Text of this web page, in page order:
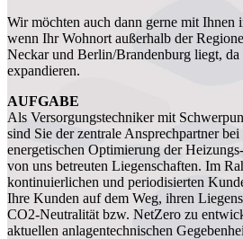
Wir möchten auch dann gerne mit Ihnen
wenn Ihr Wohnort außerhalb der
Neckar und Berlin/Brandenburg liegt,
expandieren.
AUFGABE
Als Versorgungstechniker mit
sind Sie der zentrale Ansprechpartner
energetischen Optimierung der
von uns betreuten Liegenschaften. Im
kontinuierlichen und periodisierten
Ihre Kunden auf dem Weg, ihren
CO2-Neutralität bzw. NetZero zu
aktuellen anlagentechnischen